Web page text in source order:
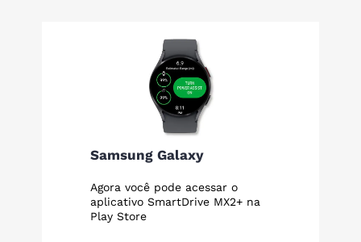
Samsung Galaxy
Agora você pode acessar o
aplicativo SmartDrive MX2+ na
Play Store